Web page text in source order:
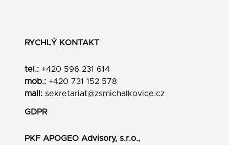
RYCHLÝ KONTAKT
tel.: +420 596 231 614
mob.: +420 731 152 578
mail: sekretariat@zsmichalkovice.cz
GDPR
PKF APOGEO Advisory, s.r.o.,